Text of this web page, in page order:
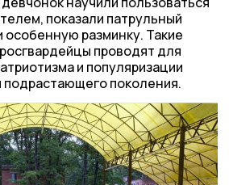
показали патрульный
особенную разминку. Такие
проводят для
и популяризации
подрастающего поколения.